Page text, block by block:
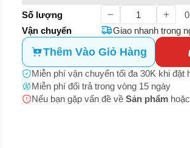
Số lượng 0
Vận chuyển
Giao nhanh trong
Thêm Vào Giỏ Hàng
Miễn phí vận chuyển tối đa 30K khi đặt
Miễn phí đổi trả trong vòng 15 ngày
Nếu bạn gặp vấn đề về Sản phẩm hoặc
lừa đảo
gốc, xuất xứ
rõ ràng
nội dung phản cảm hoặc có thể gây phản
không phù hợp với hình ảnh sản phẩm
vấn đề vềSản phẩmhayMua
chúng tôi. Hoặc gọi cho chúng tôi qua số